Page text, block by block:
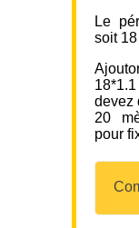
Le
soit
devez
20
pour